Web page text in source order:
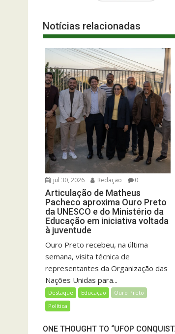
Notícias relacionadas
jul 30, 2026 Redação 0
Articulação de Matheus
Pacheco aproxima Ouro Preto
da UNESCO e do Ministério da
Educação em iniciativa voltada
à juventude
Ouro Preto recebeu, na última
semana, visita técnica de
representantes da Organização das
Nações Unidas para...
Destaque Educação
Ouro Preto
Política
ONE THOUGHT TO “UFOP